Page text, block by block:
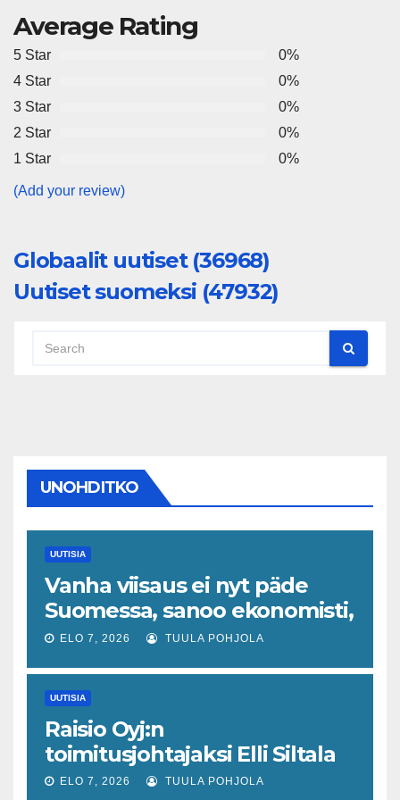
Average Rating
5 Star
0%
4 Star
0%
3 Star
0%
2 Star
0%
1 Star
0%
(Add your review)
Globaalit uutiset (36968)
Uutiset suomeksi (47932)
UNOHDITKO
UUTISIA
Vanha viisaus ei nyt päde
Suomessa, sanoo ekonomisti,
joka odottaa työllisyyteen
piristymistä
ELO 7, 2026 TUULA POHJOLA
UUTISIA
Raisio Oyj:n
toimitusjohtajaksi Elli Siltala
ELO 7, 2026 TUULA POHJOLA